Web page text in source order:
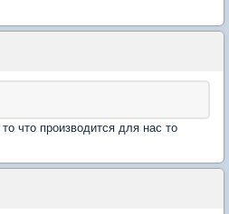
что производится для нас то